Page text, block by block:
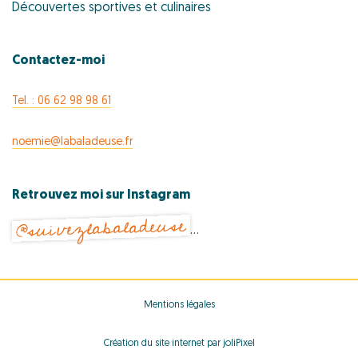
Découvertes sportives et culinaires
Contactez-moi
Tel. : 06 62 98 98 61
noemie@labaladeuse.fr
Retrouvez moi sur Instagram
@suivezlabaladeuse …
Mentions légales
Création du site internet par joliPixel